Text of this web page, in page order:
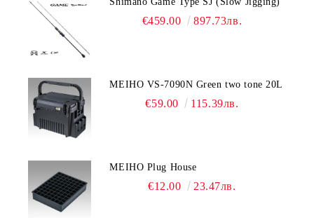
€459.00 897.73лв.
MEIHO VS-7090N Green two tone 20L
€59.00 115.39лв.
MEIHO Plug House
€12.00 23.47лв.